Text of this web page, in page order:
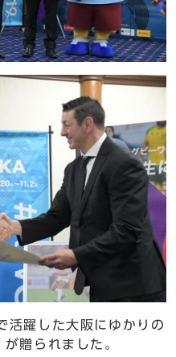
躍した大阪にゆかりの
贈られました。